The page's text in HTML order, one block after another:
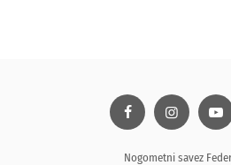
Nogometni savez